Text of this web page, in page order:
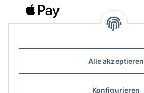
Alle akzeptieren
Konfigurieren
Outdoor-Consulting GmbH